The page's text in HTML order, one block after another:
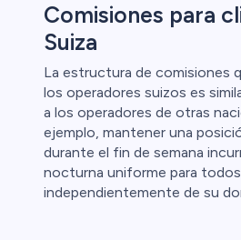
Comisiones para
Suiza
La estructura de comisiones
los operadores suizos es
a los operadores de otras
ejemplo, mantener una
durante el fin de semana
nocturna uniforme para
independientemente de su